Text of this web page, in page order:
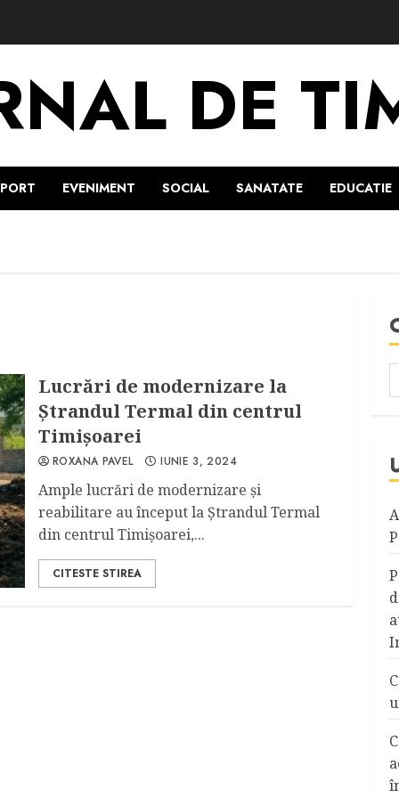
DE
EVENIMENT SOCIAL SANATATE EDUCATIE
Lucrări de modernizare la
Ștrandul Termal din centrul
Timișoarei
ROXANA PAVEL IUNIE 3, 2024
Ample lucrări de modernizare și
reabilitare au început la Ștrandul Termal
din centrul Timișoarei,...
CITESTE STIREA